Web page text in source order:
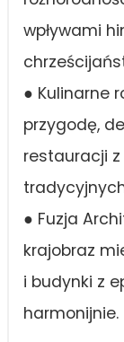
wpływami
● Kulinarne
przygodę,
restauracji
● Fuzja
krajobraz
i budynki z
harmonijnie.